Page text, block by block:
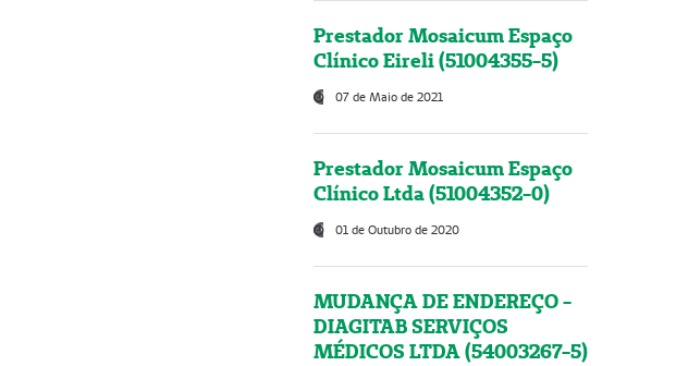
Prestador Mosaicum Espaço
Clínico Eireli (51004355-5)
07 de Maio de 2021
Prestador Mosaicum Espaço
Clínico Ltda (51004352-0)
01 de Outubro de 2020
MUDANÇA DE ENDEREÇO -
DIAGITAB SERVIÇOS
MÉDICOS LTDA (54003267-5)